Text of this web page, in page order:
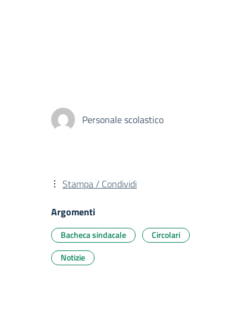
Personale scolastico
Stampa / Condividi
Argomenti
Bacheca sindacale
Circolari
Notizie